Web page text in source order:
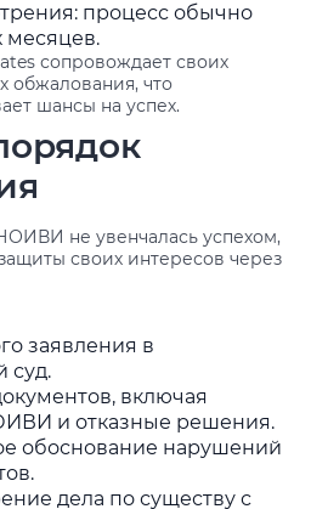
процесс обычно
месяцев.
сопровождает своих
обжалования, что
шансы на успех.
не увенчалась успехом,
своих интересов через
заявления в
суд.
включая
и отказные решения.
обоснование нарушений
дела по существу с